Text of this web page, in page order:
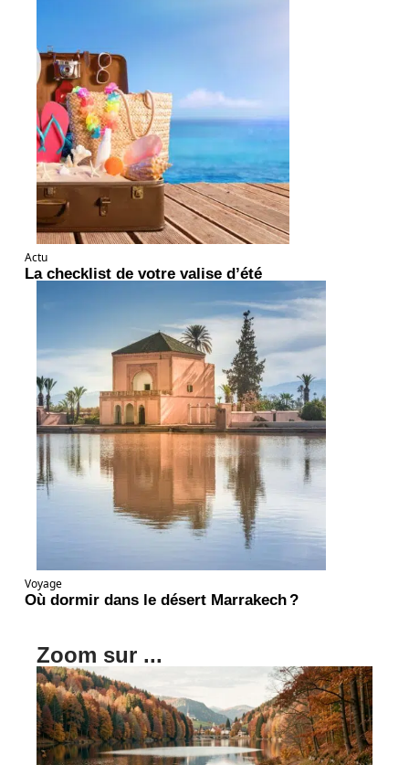
Actu
La checklist de votre valise d’été
Voyage
Où dormir dans le désert Marrakech ?
Zoom sur ...